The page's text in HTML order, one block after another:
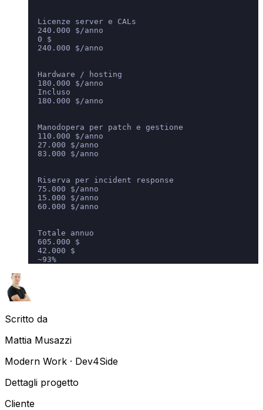
  Licenze server e CALs
  240.000 $/anno
  0 $
  240.000 $/anno
  Hardware / hosting
  180.000 $/anno
  Incluso
  180.000 $/anno
  Manodopera per patch e gestione
  110.000 $/anno
  27.000 $/anno
  83.000 $/anno
  Riserva per incident response
  75.000 $/anno
  15.000 $/anno
  60.000 $/anno
  Totale annuo
  605.000 $
  42.000 $
  ~93%
Scritto da
Mattia Musazzi
Modern Work · Dev4Side
Dettagli progetto
Cliente